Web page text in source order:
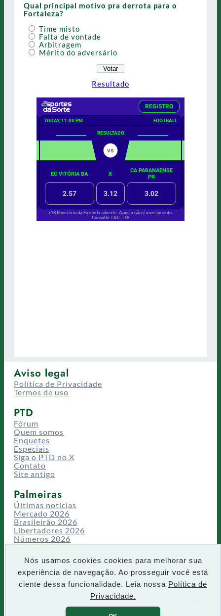
Nós usamos cookies cookies para melhorar sua
experiência de navegação. Ao prosseguir você está
ciente dessa funcionalidade. Leia nossa Política de
Privacidade.
Qual principal motivo pra derrota para o
Fortaleza?
Time misto
Falta de vontade
Arbitragem
Mérito do adversário
Resultado
Aviso legal
Política de Privacidade
Termos de uso
PTD
Fórum
Quem somos
Enquetes
Especiais
Siga o PTD no X
Contato
Site antigo
Palmeiras
Últimas notícias
Mercado 2026
Brasileirão 2026
Libertadores 2026
Números 2026
Campeonatos
Temporadas
CT/Centro de Excelência
Busca
P
e